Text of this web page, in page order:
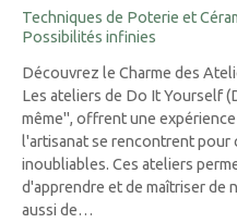
Techniques de Poterie et
Possibilités infinies
Découvrez le Charme des
Les ateliers de Do It Yourself
même", offrent une
l'artisanat se rencontrent pour
inoubliables. Ces ateliers
d'apprendre et de maîtriser de
aussi de…